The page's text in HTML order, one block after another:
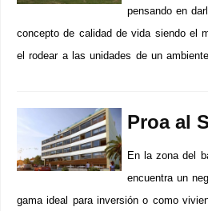
pensando en
concepto de calidad de vida siendo el
el rodear a las unidades de un
Proa al
En la zona del
encuentra un
gama ideal para inversión o como